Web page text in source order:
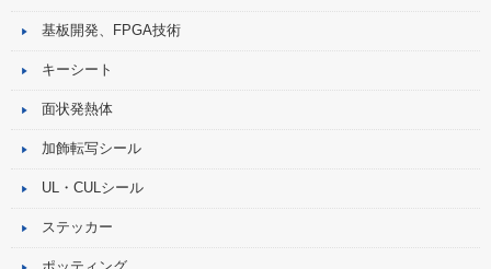
基板開発、FPGA技術
キーシート
面状発熱体
加飾転写シール
UL・CULシール
ステッカー